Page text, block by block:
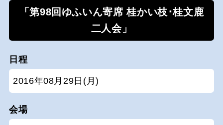
「第98回ゆふいん寄席 桂かい枝･桂文鹿
二人会」
日程
2016年08月29日(月)
会場